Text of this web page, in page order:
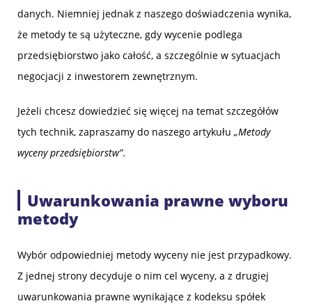
danych. Niemniej jednak z naszego doświadczenia wynika,
że metody te są użyteczne, gdy wycenie podlega
przedsiębiorstwo jako całość, a szczególnie w sytuacjach
negocjacji z inwestorem zewnętrznym.
Jeżeli chcesz dowiedzieć się więcej na temat szczegółów
tych technik, zapraszamy do naszego artykułu „Metody
wyceny przedsiębiorstw”.
Uwarunkowania prawne wyboru
metody
Wybór odpowiedniej metody wyceny nie jest przypadkowy.
Z jednej strony decyduje o nim cel wyceny, a z drugiej
uwarunkowania prawne wynikające z kodeksu spółek